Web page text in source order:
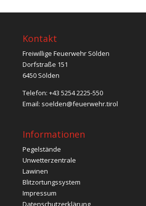
Kontakt
Freiwillige Feuerwehr Sölden
Dorfstraße 151
6450 Sölden
Telefon: +43 5254 2225-550
Email: soelden@feuerwehr.tirol
Informationen
Pegelstände
Unwetterzentrale
Lawinen
Blitzortungssystem
Impressum
Datenschutzerklärung